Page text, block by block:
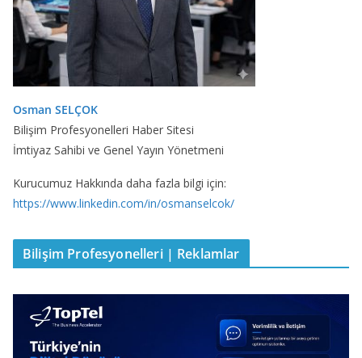
Osman SELÇOK
Bilişim Profesyonelleri Haber Sitesi
İmtiyaz Sahibi ve Genel Yayın Yönetmeni
Kurucumuz Hakkında daha fazla bilgi için:
https://www.linkedin.com/in/osmanselcok/
Bilişim Profesyonelleri | Reklamlar